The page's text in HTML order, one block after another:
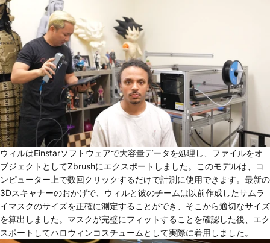
ウィルはEinstarソフトウェアで大容量データを処理し、ファイルをオ
ブジェクトとしてZbrushにエクスポートしました。このモデルは、コ
ンピューター上で数回クリックするだけで計測に使用できます。最新の
3Dスキャナーのおかげで、ウィルと彼のチームは以前作成したサムラ
イマスクのサイズを正確に測定することができ、そこから適切なサイズ
を算出しました。マスクが完璧にフィットすることを確認した後、エク
スポートしてハロウィンコスチュームとして実際に着用しました。